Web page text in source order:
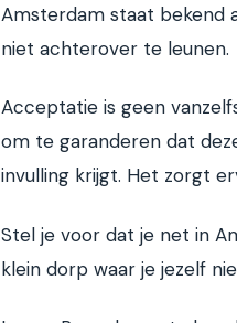
Amsterdam staat bekend
niet achterover te leunen.
Acceptatie is geen
om te garanderen dat
invulling krijgt. Het zorgt
Stel je voor dat je net in
klein dorp waar je jezelf